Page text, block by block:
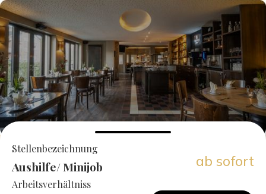
Stellenbezeichnung
Aushilfe/ Minijob ab sofort
Arbeitsverhältniss